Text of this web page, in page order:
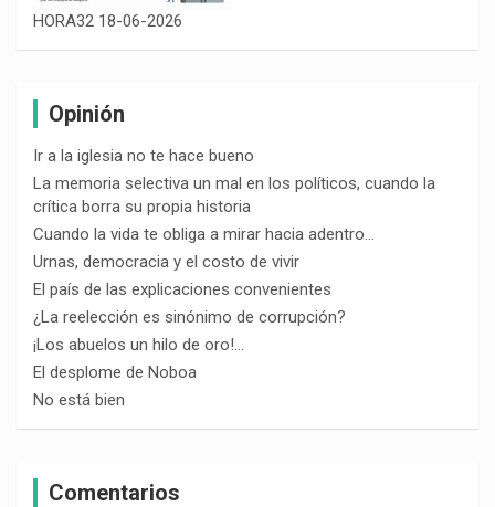
HORA32 18-06-2026
Opinión
Ir a la iglesia no te hace bueno
La memoria selectiva un mal en los políticos, cuando la
crítica borra su propia historia
Cuando la vida te obliga a mirar hacia adentro…
Urnas, democracia y el costo de vivir
El país de las explicaciones convenientes
¿La reelección es sinónimo de corrupción?
¡Los abuelos un hilo de oro!…
El desplome de Noboa
No está bien
Comentarios